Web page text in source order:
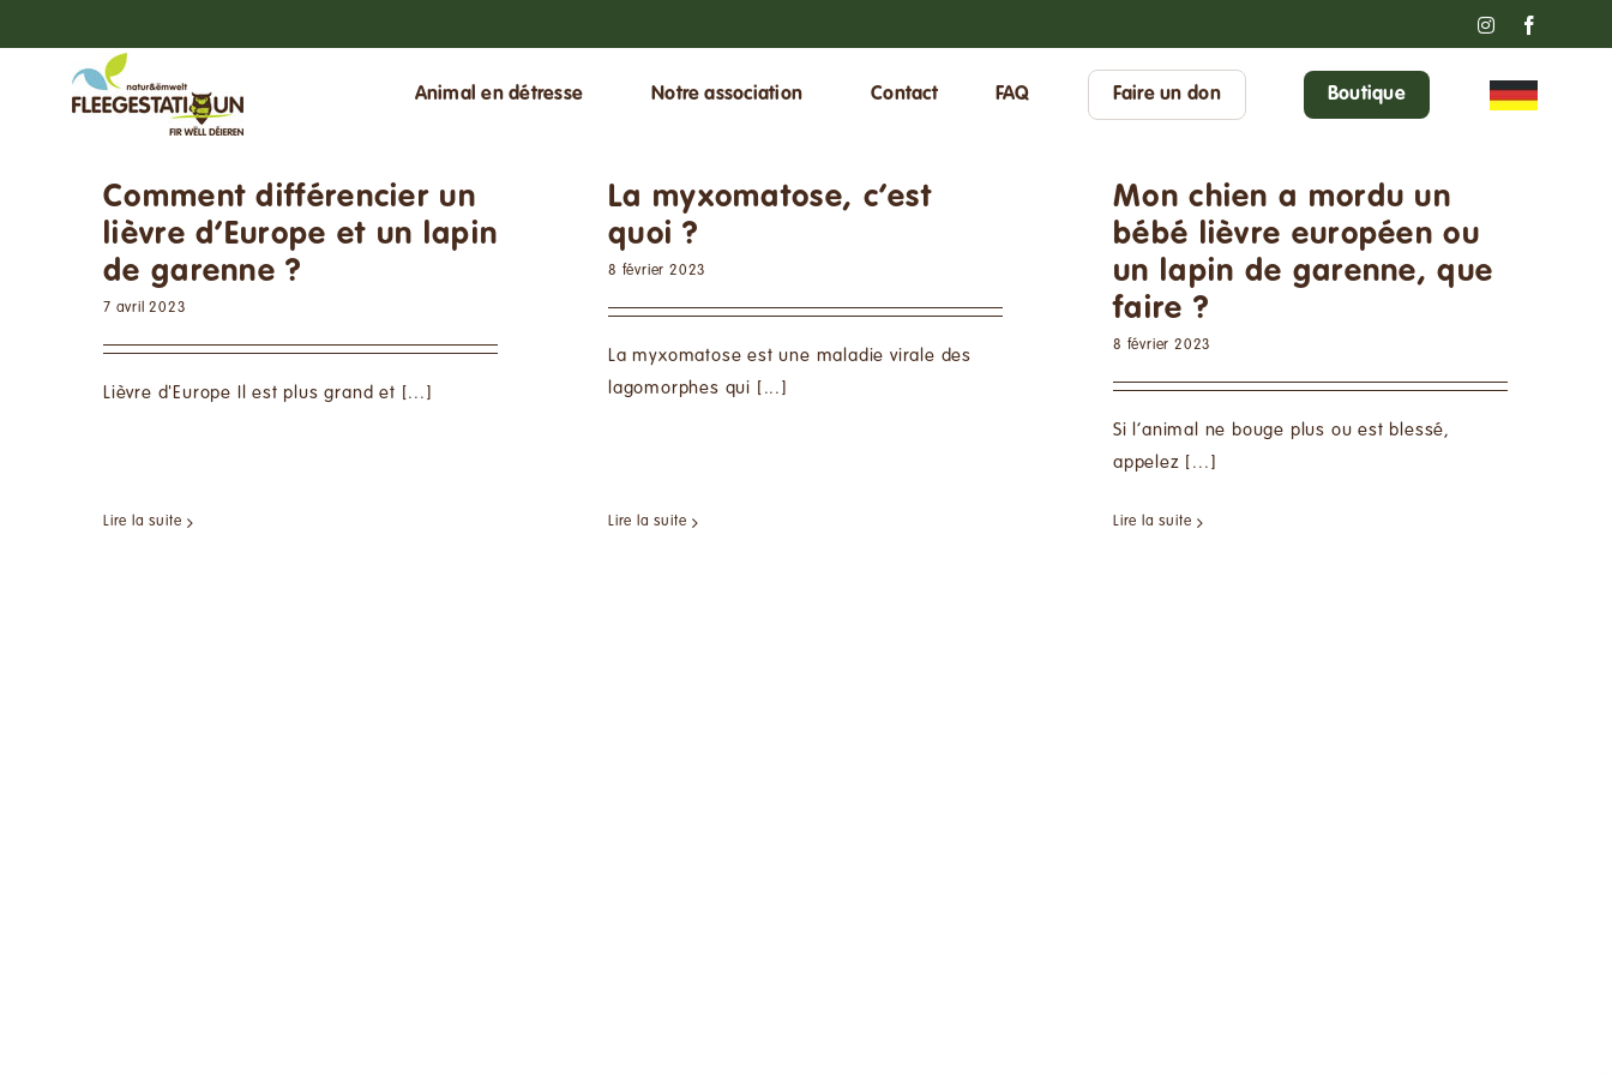
au
Instagram
Animal en détresse Notre association Contact FAQ Faire un don Boutique
Comment différencier un
lièvre d’Europe et un lapin
de garenne ?
7 avril 2023
Lièvre d'Europe Il est plus grand et [...]
Lire la suite
La myxomatose, c’est
quoi ?
8 février 2023
La myxomatose est une maladie virale des
lagomorphes qui [...]
Lire la suite
Mon chien a mordu un
bébé lièvre européen ou
un lapin de garenne, que
faire ?
8 février 2023
Si l’animal ne bouge plus ou est blessé,
appelez [...]
Lire la suite